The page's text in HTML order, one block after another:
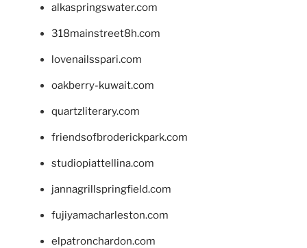
alkaspringswater.com
318mainstreet8h.com
lovenailsspari.com
oakberry-kuwait.com
quartzliterary.com
friendsofbroderickpark.com
studiopiattellina.com
jannagrillspringfield.com
fujiyamacharleston.com
elpatronchardon.com